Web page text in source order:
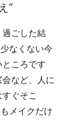
”
ごした結
なくない今
ころです
など、人に
ぐそこ
メイクだけ